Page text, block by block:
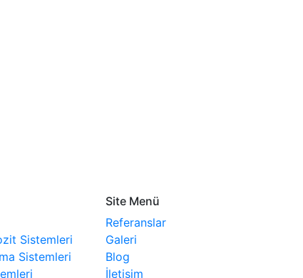
Sistemleri
Sistemleri
Site Menü
Referanslar
Galeri
Blog
İletişim